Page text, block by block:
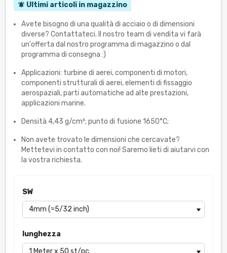
notifications_active Ultimi articoli in magazzino
Avete bisogno di una qualità di acciaio o di dimensioni
diverse? Contattateci. Il nostro team di vendita vi farà
un'offerta dal nostro programma di magazzino o dal
programma di consegna :)
Applicazioni: turbine di aerei, componenti di motori,
componenti strutturali di aerei, elementi di fissaggio
aerospaziali, parti automatiche ad alte prestazioni,
applicazioni marine.
Densità 4,43 g/cm³; punto di fusione 1650°C;
Non avete trovato le dimensioni che cercavate?
Mettetevi in contatto con noi! Saremo lieti di aiutarvi con
la vostra richiesta.
SW
lunghezza